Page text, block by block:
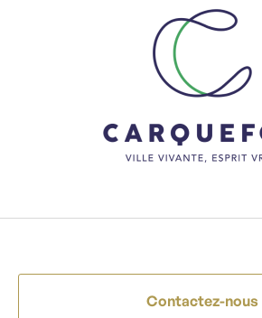
Contactez-nous